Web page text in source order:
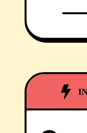
cu o